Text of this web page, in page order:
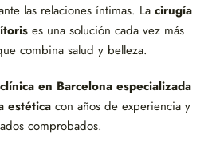
las relaciones íntimas. La cirugía
es una solución cada vez más
combina salud y belleza.
clínica en Barcelona especializada
estética con años de experiencia y
comprobados.